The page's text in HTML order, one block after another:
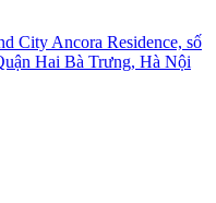
City Ancora Residence, số
Hai Bà Trưng, Hà Nội